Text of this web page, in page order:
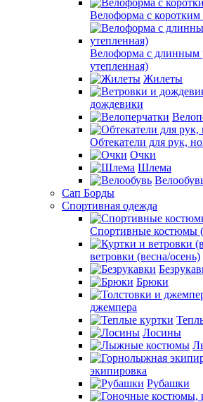
Велоформа с коротким
Велоформа с длинным
утепленная)
Жилеты
дождевики
Обтекатели для рук,
Очки
Шлема
Сап Борды
Спортивная одежда
Спортивные костюмы
ветровки (весна/осень)
Брюки
джемпера
Лосины
экипировка
Рубашки